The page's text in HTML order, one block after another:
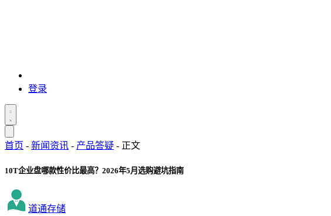
登录
首页 - 新闻资讯 - 产品答疑 - 正文
10T企业盘哪款性价比最高？2026年5月选购避坑指南
道通存储